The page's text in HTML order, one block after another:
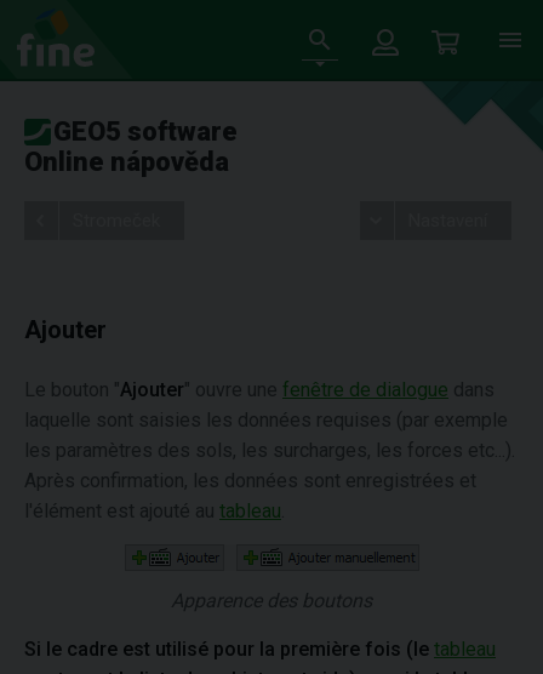
GEO5 software
Online nápověda
Ajouter
Le bouton "Ajouter" ouvre une fenêtre de dialogue dans
laquelle sont saisies les données requises (par exemple
les paramètres des sols, les surcharges, les forces etc...).
Après confirmation, les données sont enregistrées et
l'élément est ajouté au tableau
Apparence des boutons
Si le cadre est utilisé pour la première fois (le tableau